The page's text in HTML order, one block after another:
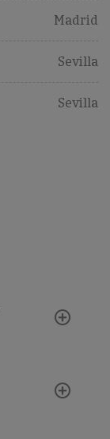
Madrid
Sevilla
Sevilla